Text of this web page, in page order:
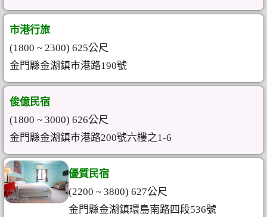
市港行旅
(1800 ~ 2300) 625公尺
金門縣金湖鎮市港路190號
俊億民宿
(1800 ~ 3000) 626公尺
金門縣金湖鎮市港路200號六樓之1-6
優質民宿
(2200 ~ 3800) 627公尺
金門縣金湖鎮環島南路四段536號